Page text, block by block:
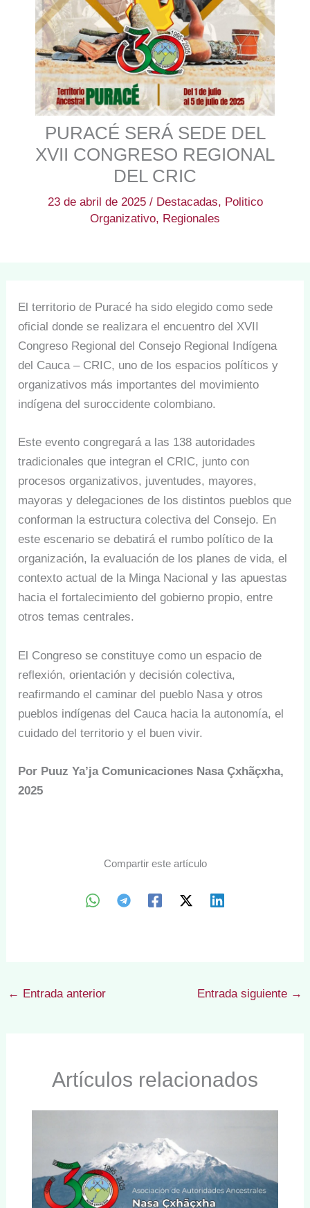
PURACÉ SERÁ SEDE DEL
XVII CONGRESO REGIONAL
DEL CRIC
23 de abril de 2025 / Destacadas, Politico
Organizativo, Regionales
El territorio de Puracé ha sido elegido como sede
oficial donde se realizara el encuentro del XVII
Congreso Regional del Consejo Regional Indígena
del Cauca – CRIC, uno de los espacios políticos y
organizativos más importantes del movimiento
indígena del suroccidente colombiano.
Este evento congregará a las 138 autoridades
tradicionales que integran el CRIC, junto con
procesos organizativos, juventudes, mayores,
mayoras y delegaciones de los distintos pueblos que
conforman la estructura colectiva del Consejo. En
este escenario se debatirá el rumbo político de la
organización, la evaluación de los planes de vida, el
contexto actual de la Minga Nacional y las apuestas
hacia el fortalecimiento del gobierno propio, entre
otros temas centrales.
El Congreso se constituye como un espacio de
reflexión, orientación y decisión colectiva,
reafirmando el caminar del pueblo Nasa y otros
pueblos indígenas del Cauca hacia la autonomía, el
cuidado del territorio y el buen vivir.
Por Puuz Ya’ja Comunicaciones Nasa Çxhãçxha,
2025
Compartir este artículo
← Entrada anterior Entrada siguiente →
Artículos relacionados